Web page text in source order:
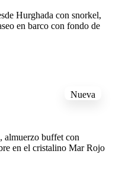
Hurghada con snorkel,
en barco con fondo de
Nueva
almuerzo buffet con
en el cristalino Mar Rojo